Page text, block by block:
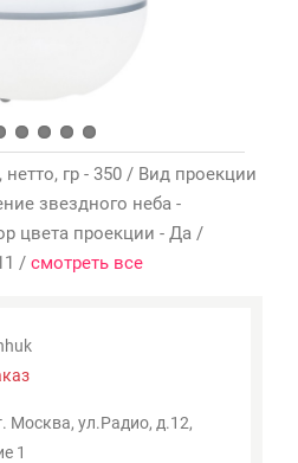
гр - 350 / Вид проекции
звездного неба -
цвета проекции - Да /
/ смотреть все
Москва, ул.Радио, д.12,
1